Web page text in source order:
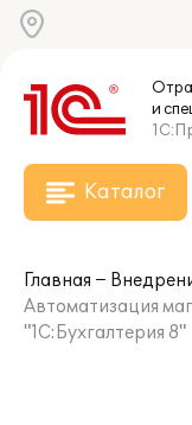
и
Каталог
Главная
Автоматизация
"1С:Бухгалтерия 8"